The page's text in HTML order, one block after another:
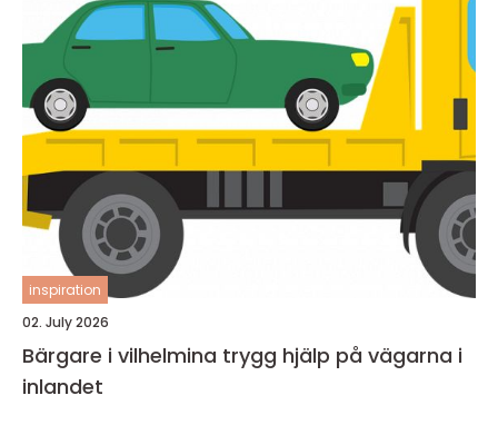
inspiration
02. July 2026
Bärgare i vilhelmina trygg hjälp på vägarna i
inlandet